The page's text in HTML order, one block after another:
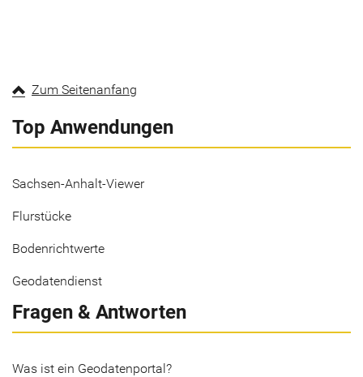
Zum Seitenanfang
Top Anwendungen
Sachsen-Anhalt-Viewer
Flurstücke
Bodenrichtwerte
Geodatendienst
Fragen & Antworten
Was ist ein Geodatenportal?